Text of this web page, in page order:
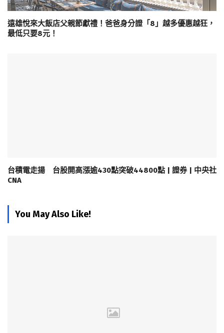
遠雄悅來大飯店父親節獻禮！爸爸身分證「8」越多優惠越狂，
最低只要8元！
台積電走揚 台股開高漲逾430點突破44800點 | 證券 | 中央社
CNA
You May Also Like!